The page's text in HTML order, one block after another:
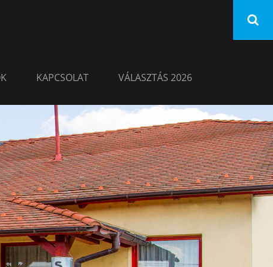
KAPCSOLAT VÁLASZTÁS 2026